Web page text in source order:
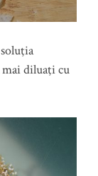
mai diluaţi cu